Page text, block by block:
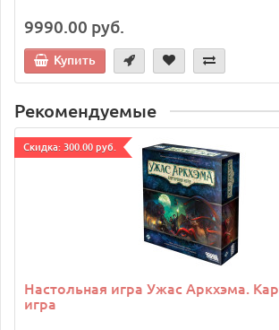
9990.00 руб.
Купить
Рекомендуемые
Cкидка: 300.00 руб.
Настольная игра Ужас Аркхэма.
игра